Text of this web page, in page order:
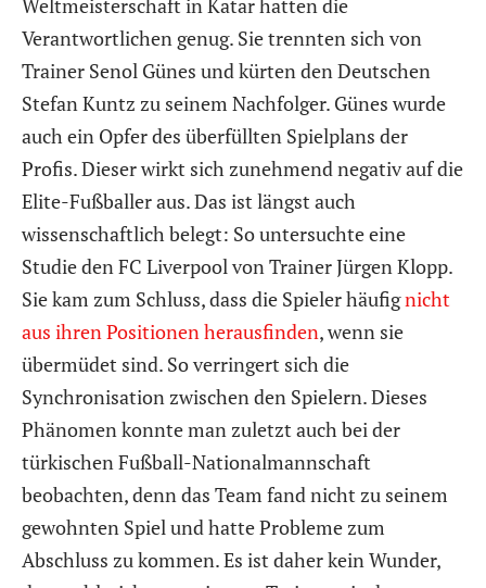
Weltmeisterschaft in Katar hatten die
Verantwortlichen genug. Sie trennten sich von
Trainer Senol Günes und kürten den Deutschen
Stefan Kuntz zu seinem Nachfolger. Günes wurde
auch ein Opfer des überfüllten Spielplans der
Profis. Dieser wirkt sich zunehmend negativ auf die
Elite-Fußballer aus. Das ist längst auch
wissenschaftlich belegt: So untersuchte eine
Studie den FC Liverpool von Trainer Jürgen Klopp.
Sie kam zum Schluss, dass die Spieler häufignicht
aus ihren Positionen herausfinden, wenn sie
übermüdet sind. So verringert sich die
Synchronisation zwischen den Spielern. Dieses
Phänomen konnte man zuletzt auch bei der
türkischen Fußball-Nationalmannschaft
beobachten, denn das Team fand nicht zu seinem
gewohnten Spiel und hatte Probleme zum
Abschluss zu kommen. Es ist daher kein Wunder,